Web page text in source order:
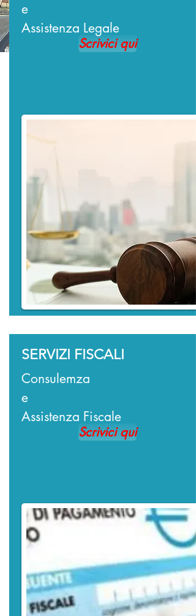
e
Assistenza Legale
Scrivici qui
SERVIZI FISCALI
Consulemza
e
Assistenza Fiscale
Scrivici qui